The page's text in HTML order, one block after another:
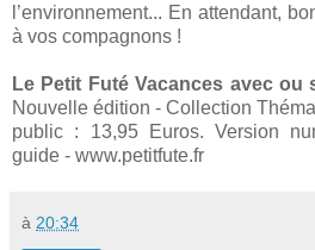
l’environnement... En attendant,
à vos compagnons !
Le Petit Futé Vacances avec ou
Nouvelle édition - Collection
public : 13,95 Euros. Version
guide - www.petitfute.fr
à 20:34